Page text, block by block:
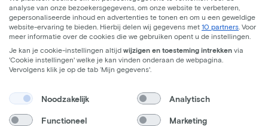
Trek Fuel+ LX 9.8 XT Gen 2 (2026)
Leaseprijs p/m vanaf
€195,63
Prijs €8.699,00
analyse van onze bezoekersgegevens, om onze website te verbeteren,
gepersonaliseerde inhoud en advertenties te tonen en om u een geweldige
website-ervaring te bieden. Hierbij delen wij gegevens met 10 partners . Voor
meer informatie over de cookies die we gebruiken opent u de instellingen.
Je kan je cookie-instellingen altijd wijzigen en toesteming intrekken via
'Cookie instellingen' welke je kan vinden onderaan de webpagina.
Vervolgens klik je op de tab ‘Mijn gegevens'.
Noodzakelijk Analytisch
Functioneel Marketing